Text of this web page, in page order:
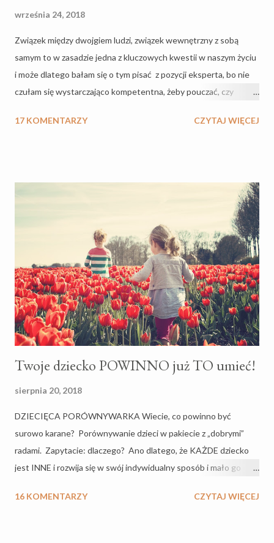
września 24, 2018
Związek między dwojgiem ludzi, związek wewnętrzny z sobą
samym to w zasadzie jedna z kluczowych kwestii w naszym życiu
i może dlatego bałam się o tym pisać z pozycji eksperta, bo nie
czułam się wystarczająco kompetentna, żeby pouczać, czy
dnia mojego blogowania stanęła na mojej drodze kobieta
katalizatorem do narodzin nowej kategorii na blogu, za co jej
serdecznie dziękuję. Za tą inspirację :) Jako, że nie wierzę w
przypadkowe spotkania, a w to, że ludzie stają na naszej drodze
w jakimś celu, zaprosiłam Patrycję, w internetach znaną jako Pani
Mediator do napisania artykułu wyjątkowego, tekstu, z którego
sama dla siebie wyniosłam pokaźną garść wiedzy, dlatego chc...
17 KOMENTARZY CZYTAJ WIĘCEJ
Twoje dziecko POWINNO już TO umieć!
sierpnia 20, 2018
DZIECIĘCA PORÓWNYWARKA Wiecie, co powinno być
surowo karane? Porównywanie dzieci w pakiecie z „dobrymi”
radami. Zapytacie: dlaczego? Ano dlatego, że KAŻDE dziecko
jest INNE i rozwija się w swój indywidualny sposób i mało go
a syn szwagra zaczął mówić trzynastozgłoskowcem jak skończył
16 KOMENTARZY CZYTAJ WIĘCEJ